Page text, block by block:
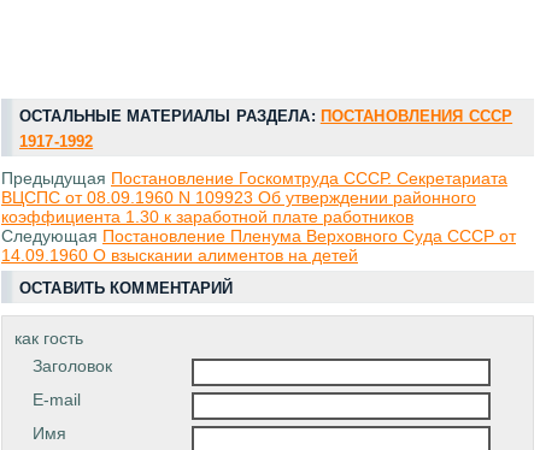
ОСТАЛЬНЫЕ МАТЕРИАЛЫ РАЗДЕЛА: ПОСТАНОВЛЕНИЯ СССР
1917-1992
Предыдущая Постановление Госкомтруда СССР. Секретариата
ВЦСПС от 08.09.1960 N 109923 Об утверждении районного
коэффициента 1.30 к заработной плате работников
Следующая Постановление Пленума Верховного Суда СССР от
14.09.1960 О взыскании алиментов на детей
ОСТАВИТЬ КОММЕНТАРИЙ
как гость
Заголовок
E-mail
Имя